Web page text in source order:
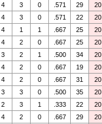
4 3 0 .571 29 20
4 3 0 .571 22 20
4 1 1 .667 25 20
4 2 0 .667 25 20
3 2 1 .500 34 20
4 2 0 .667 19 20
4 2 0 .667 31 20
3 3 0 .500 35 20
2 3 1 .333 22 20
4 2 0 .667 29 20